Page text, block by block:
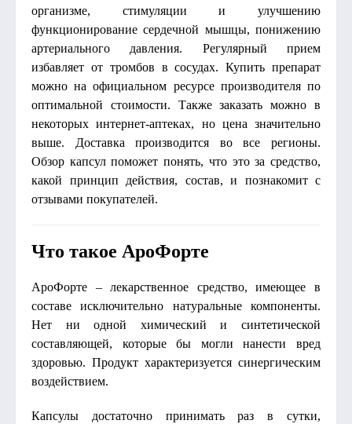
организме, стимуляции и улучшению
функционирование сердечной мышцы, понижению
артериального давления. Регулярный прием
избавляет от тромбов в сосудах. Купить препарат
можно на официальном ресурсе производителя по
оптимальной стоимости. Также заказать можно в
некоторых интернет-аптеках, но цена значительно
выше. Доставка производится во все регионы.
Обзор капсул поможет понять, что это за средство,
какой принцип действия, состав, и познакомит с
отзывами покупателей.
Что такое АроФорте
АроФорте – лекарственное средство, имеющее в
составе исключительно натуральные компоненты.
Нет ни одной химический и синтетической
составляющей, которые бы могли нанести вред
здоровью. Продукт характеризуется синергическим
воздействием.
Капсулы достаточно принимать раз в сутки,